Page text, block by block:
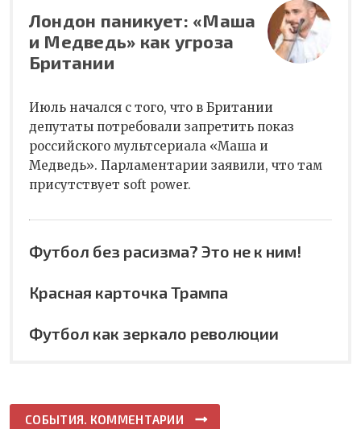
Лондон паникует: «Маша
и Медведь» как угроза
Британии
Июль начался с того, что в Британии
депутаты потребовали запретить показ
российского мультсериала «Маша и
Медведь». Парламентарии заявили, что там
присутствует soft power.
Футбол без расизма? Это не к ним!
Красная карточка Трампа
Футбол как зеркало революции
СОБЫТИЯ. КОММЕНТАРИИ